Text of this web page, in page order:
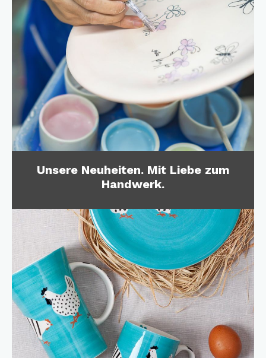
Unsere Neuheiten. Mit Liebe zum
Handwerk.